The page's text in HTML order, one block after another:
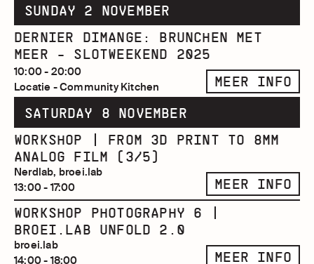
SUNDAY 2 NOVEMBER
DERNIER DIMANGE: BRUNCHEN MET
MEER - SLOTWEEKEND 2025
10:00 - 20:00
Locatie - Community Kitchen
MEER INFO
SATURDAY 8 NOVEMBER
WORKSHOP | FROM 3D PRINT TO 8MM
ANALOG FILM (3/5)
Nerdlab, broei.lab
13:00 - 17:00
MEER INFO
WORKSHOP PHOTOGRAPHY 6 |
BROEI.LAB UNFOLD 2.0
broei.lab
14:00 - 18:00
MEER INFO